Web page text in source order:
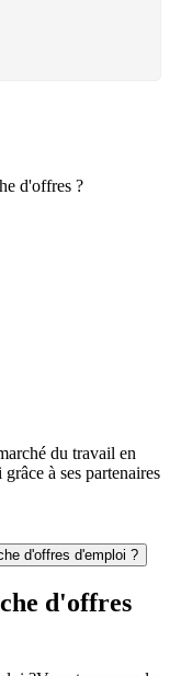
d'offres ?
du travail en
à ses partenaires
d'offres d'emploi ?
d'offres